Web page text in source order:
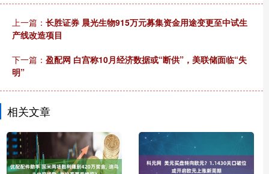
上一篇： 长胜证券 晨光生物915万元募集资金用途变更至中试生
产线改造项目
下一篇： 盈配网 白宫称10月经济数据或“断供”，美联储面临“失
明”
相关文章